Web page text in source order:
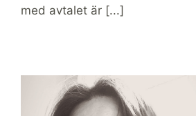
med avtalet är [...]